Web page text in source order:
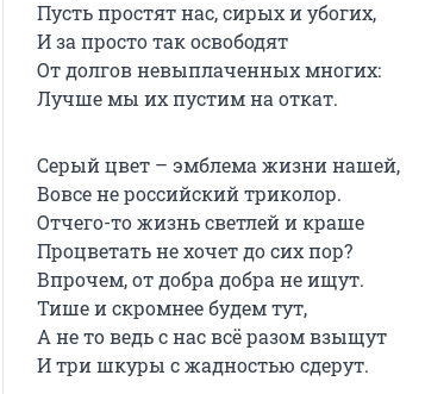
Пусть простят нас, сирых и убогих,
И за просто так освободят
От долгов невыплаченных многих:
Лучше мы их пустим на откат.
Серый цвет – эмблема жизни нашей,
Вовсе не российский триколор.
Отчего-то жизнь светлей и краше
Процветать не хочет до сих пор?
Впрочем, от добра добра не ищут.
Тише и скромнее будем тут,
А не то ведь с нас всё разом взыщут
И три шкуры с жадностью сдерут.